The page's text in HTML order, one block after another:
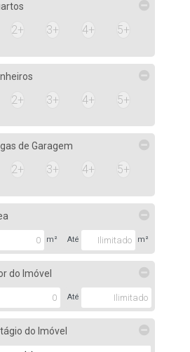
2+ 3+ 4+ 5+
2+ 3+ 4+ 5+
de Garagem
2+ 3+ 4+ 5+
m² Até m²
do Imóvel
Até
do Imóvel